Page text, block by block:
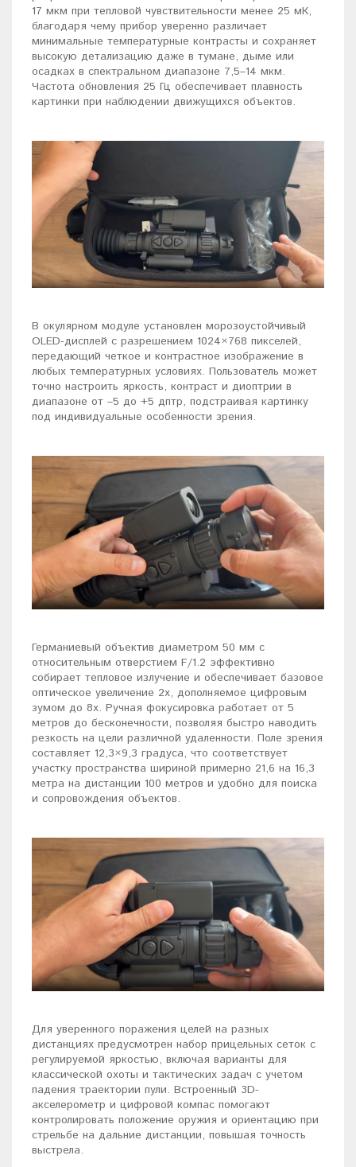
17 мкм при тепловой чувствительности менее 25 мК,
благодаря чему прибор уверенно различает
минимальные температурные контрасты и сохраняет
высокую детализацию даже в тумане, дыме или
осадках в спектральном диапазоне 7,5–14 мкм.
Частота обновления 25 Гц обеспечивает плавность
картинки при наблюдении движущихся объектов.
В окулярном модуле установлен морозоустойчивый
OLED-дисплей с разрешением 1024×768 пикселей,
передающий четкое и контрастное изображение в
любых температурных условиях. Пользователь может
точно настроить яркость, контраст и диоптрии в
диапазоне от –5 до +5 дптр, подстраивая картинку
под индивидуальные особенности зрения.
Германиевый объектив диаметром 50 мм с
относительным отверстием F/1.2 эффективно
собирает тепловое излучение и обеспечивает базовое
оптическое увеличение 2х, дополняемое цифровым
зумом до 8х. Ручная фокусировка работает от 5
метров до бесконечности, позволяя быстро наводить
резкость на цели различной удаленности. Поле зрения
составляет 12,3×9,3 градуса, что соответствует
участку пространства шириной примерно 21,6 на 16,3
метра на дистанции 100 метров и удобно для поиска
и сопровождения объектов.
Для уверенного поражения целей на разных
дистанциях предусмотрен набор прицельных сеток с
регулируемой яркостью, включая варианты для
классической охоты и тактических задач с учетом
падения траектории пули. Встроенный 3D-
акселерометр и цифровой компас помогают
контролировать положение оружия и ориентацию при
стрельбе на дальние дистанции, повышая точность
выстрела.